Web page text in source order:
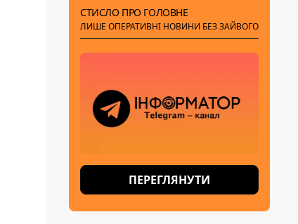
СТИСЛО ПРО ГОЛОВНЕ
ЛИШЕ ОПЕРАТИВНІ НОВИНИ БЕЗ ЗАЙВОГО
ПЕРЕГЛЯНУТИ